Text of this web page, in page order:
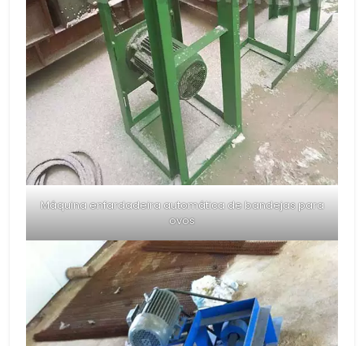
Máquina enfardadeira automática de bandejas para
ovos